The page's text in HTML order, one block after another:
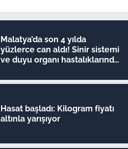
Malatya’da son 4 yılda
yüzlerce can aldı! Sinir sistemi
ve duyu organı hastalıklarında
Hasat başladı: Kilogram fiyatı
altınla yarışıyor